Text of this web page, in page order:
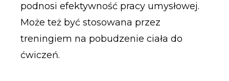
podnosi efektywność pracy umysłowej.
Może też być stosowana przez
treningiem na pobudzenie ciała do
ćwiczeń.